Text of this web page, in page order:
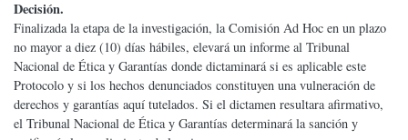
Decisión.
Finalizada la etapa de la investigación, la Comisión Ad Hoc en un plazo
no mayor a diez (10) días hábiles, elevará un informe al Tribunal
Nacional de Ética y Garantías donde dictaminará si es aplicable este
Protocolo y si los hechos denunciados constituyen una vulneración de
derechos y garantías aquí tutelados. Si el dictamen resultara afirmativo,
el Tribunal Nacional de Ética y Garantías determinará la sanción y